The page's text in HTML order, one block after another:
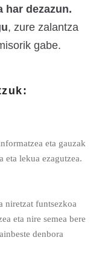
har dezazun.
, zure zalantza
gabe.
eta gauzak
eta lekua ezagutzea.
niretzat funtsezkoa
eta nire semea bere
denbora